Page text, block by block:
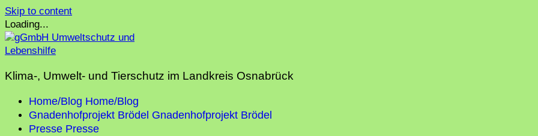
Skip to content
Loading...
Klima-, Umwelt- und Tierschutz im Landkreis Osnabrück
Home/Blog Home/Blog
Gnadenhofprojekt Brödel Gnadenhofprojekt Brödel
Presse Presse